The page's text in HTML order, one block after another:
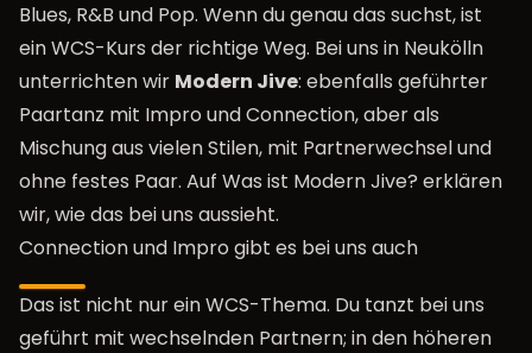
Blues, R&B und Pop. Wenn du genau das suchst, ist
ein WCS-Kurs der richtige Weg. Bei uns in Neukölln
unterrichten wir Modern Jive: ebenfalls geführter
Paartanz mit Impro und Connection, aber als
Mischung aus vielen Stilen, mit Partnerwechsel und
ohne festes Paar. Auf Was ist Modern Jive? erklären
wir, wie das bei uns aussieht.
Connection und Impro gibt es bei uns auch
Das ist nicht nur ein WCS-Thema. Du tanzt bei uns
geführt mit wechselnden Partnern; in den höheren